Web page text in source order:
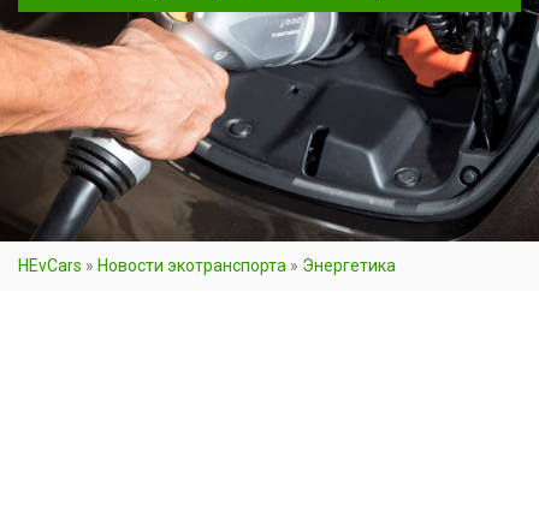
HEvCars » Новости экотранспорта » Энергетика